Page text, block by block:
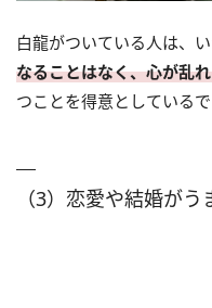
白龍がついている人は、
なることはなく、心が乱
つことを得意としているで
（3）恋愛や結婚がう